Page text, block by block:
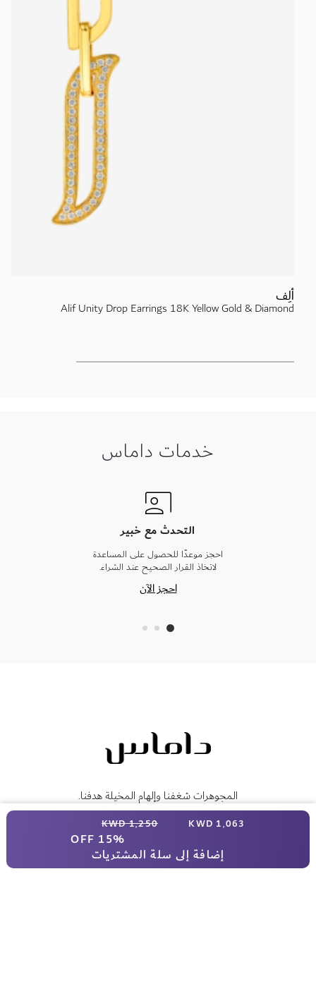
1٬063 KWD 1٬250 KWD
15% OFF
إضافة إلى سلة المشتريات
ألِف
Alif Unity Drop Earrings 18K Yellow Gold & Diamond
خدمات داماس
التحدث مع خبير
احجز موعدًا للحصول على المساعدة
لاتخاذ القرار الصحيح عند الشراء.
احجز الآن
المجوهرات شغفنا وإلهام المخيلة هدفنا.
إرجاع واسترداد مجاني
شهادة المُصادقة